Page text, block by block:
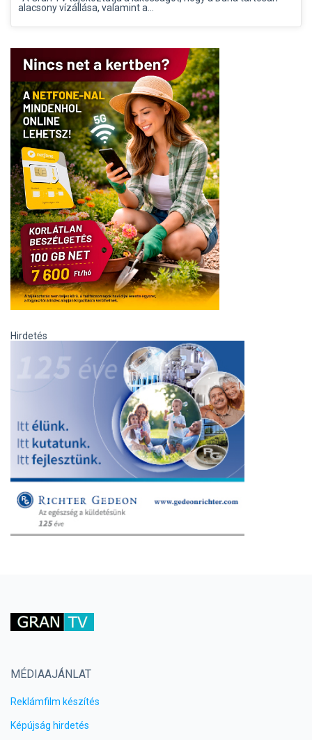
alacsony vízállása, valamint a...
Hirdetés
MÉDIAAJÁNLAT
Reklámfilm készítés
Képújság hirdetés